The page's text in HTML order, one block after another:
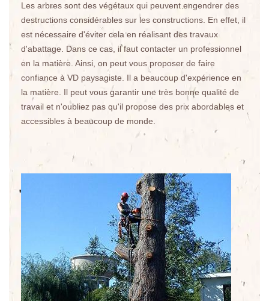
Les arbres sont des végétaux qui peuvent engendrer des
destructions considérables sur les constructions. En effet, il
est nécessaire d'éviter cela en réalisant des travaux
d'abattage. Dans ce cas, il faut contacter un professionnel
en la matière. Ainsi, on peut vous proposer de faire
confiance à VD paysagiste. Il a beaucoup d'expérience en
la matière. Il peut vous garantir une très bonne qualité de
travail et n'oubliez pas qu'il propose des prix abordables et
accessibles à beaucoup de monde.